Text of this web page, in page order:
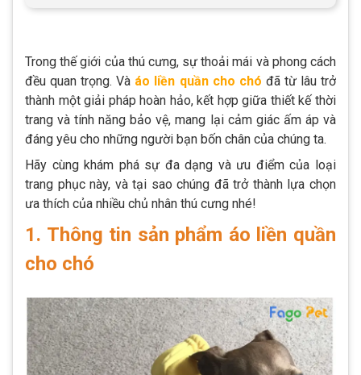
Trong thế giới của thú cưng, sự thoải mái và phong cách
đều quan trọng. Và áo liền quần cho chó đã từ lâu trở
thành một giải pháp hoàn hảo, kết hợp giữa thiết kế thời
trang và tính năng bảo vệ, mang lại cảm giác ấm áp và
đáng yêu cho những người bạn bốn chân của chúng ta.
Hãy cùng khám phá sự đa dạng và ưu điểm của loại
trang phục này, và tại sao chúng đã trở thành lựa chọn
ưa thích của nhiều chủ nhân thú cưng nhé!
1. Thông tin sản phẩm áo liền quần
cho chó